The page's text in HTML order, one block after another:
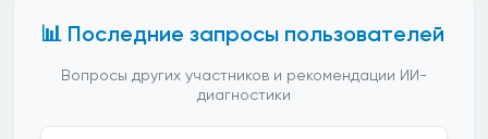
📊 Последние запросы пользователей
Вопросы других участников и рекомендации ИИ-
диагностики